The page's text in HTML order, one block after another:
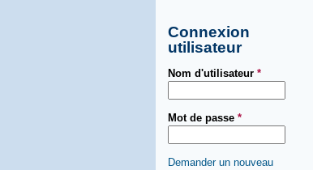
Connexion
utilisateur
Nom d'utilisateur *
Mot de passe *
Demander un nouveau